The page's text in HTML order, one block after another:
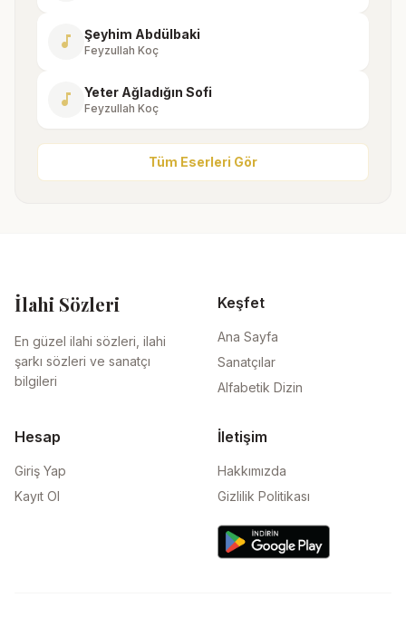
music_note Şeyhim Abdülbaki
Feyzullah Koç
music_note Yeter Ağladığın Sofi
Feyzullah Koç
Tüm Eserleri Gör
İlahi Sözleri
En güzel ilahi sözleri, ilahi
şarkı sözleri ve sanatçı
bilgileri
Keşfet
Ana Sayfa
Sanatçılar
Alfabetik Dizin
Hesap
Giriş Yap
Kayıt Ol
İletişim
Hakkımızda
Gizlilik Politikası